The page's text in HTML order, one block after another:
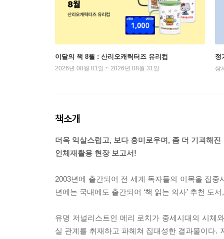
이달의 책 8월 : 산리오캐릭터즈 유리컵
2026년 08월 01일 ~ 2026년 08월 31일
정
상
책소개
더욱 익살스럽고, 보다 흥미로우며, 좀 더 기괴해진
인체재활용 현장 보고서!
2003년에 출간되어 전 세계 독자들의 이목을 집
년에는 국내에도 출간되어 ‘책 읽는 의사’ 추천 도
유명 저널리스트인 메리 로치가 중세시대의 시체
실 관계를 취재하고 파헤쳐 집대성한 결과물이다.